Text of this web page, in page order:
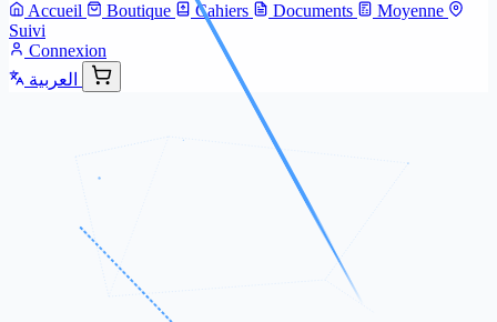
Accueil Boutique Cahiers Documents
Moyenne
Suivi
Connexion
العربية